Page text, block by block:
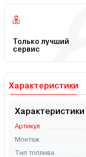
Только лучший
сервис
Характеристики
Характеристики
Артикул
Монтаж
Тип топлива